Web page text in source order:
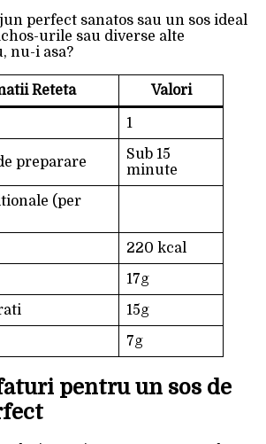
perfect sanatos sau un sos ideal
urile sau diverse alte
nu-i asa?
Reteta Valori
1
preparare
Sub 15
minute
(per
220 kcal
17g
15g
7g
pentru un sos de